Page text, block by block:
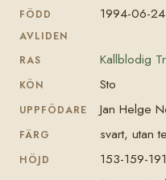
FÖDD 1994-06-24
AVLIDEN
RAS
Kallblodig
KÖN Sto
UPPFÖDARE Jan Helge
FÄRG svart, utan
HÖJD 153-159-